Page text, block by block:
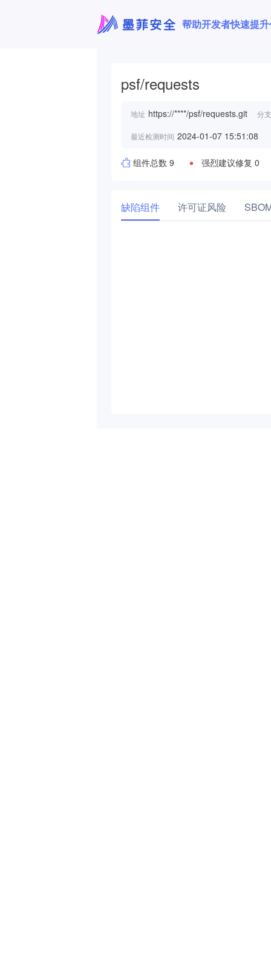
帮助开发者快速提
psf/requests
地址 https://****/psf/requests.git 分支
最近检测时间 2024-01-07 15:51:08
组件总数 9 强烈建议修复 0
缺陷组件 许可证风险